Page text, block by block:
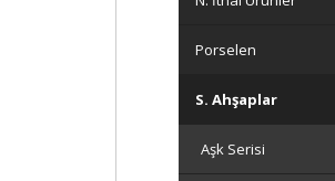
Porselen
S. Ahşaplar
Aşk Serisi